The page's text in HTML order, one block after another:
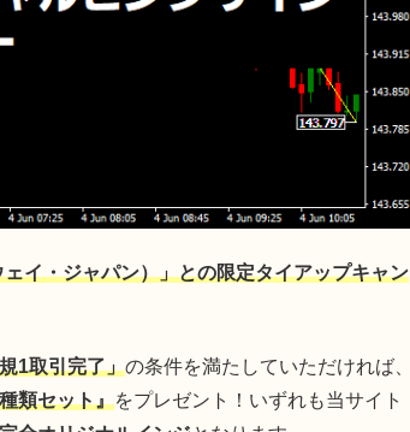
イ・ジャパン）」との限定タイアップキャン
1取引完了」の条件を満たしていただければ、
類セット』をプレゼント！いずれも当サイト